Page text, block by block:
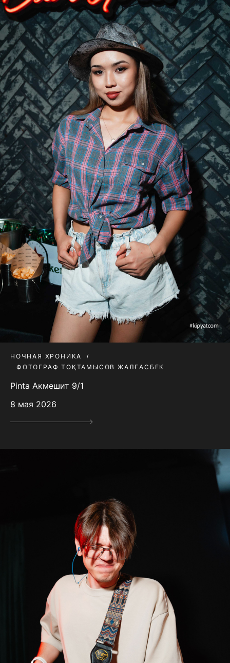
НОЧНАЯ ХРОНИКА
ФОТОГРАФ ТОҚТАМЫСОВ ЖАЛҒАСБЕК
Pinta Акмешит 9/1
8 мая 2026